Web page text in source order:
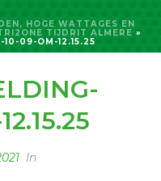
HOGE WATTAGES EN
TIJDRIT ALMERE »
10-09-OM-12.15.25
In